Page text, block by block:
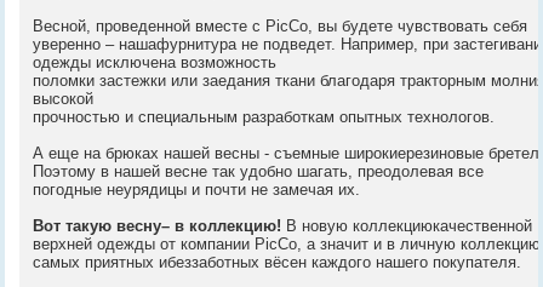
Весной, проведенной вместе с PicCo, вы будете чувствовать себя
уверенно – нашафурнитура не подведет. Например, при
одежды исключена возможность
поломки застежки или заедания ткани благодаря тракторным
высокой
прочностью и специальным разработкам опытных технологов.
А еще на брюках нашей весны - съемные широкиерезиновые
Поэтому в нашей весне так удобно шагать, преодолевая все
погодные неурядицы и почти не замечая их.
Вот такую весну– в коллекцию! В новую коллекциюкачественной
верхней одежды от компании PicCo, а значит и в личную коллекцию
самых приятных ибеззаботных вёсен каждого нашего покупателя.